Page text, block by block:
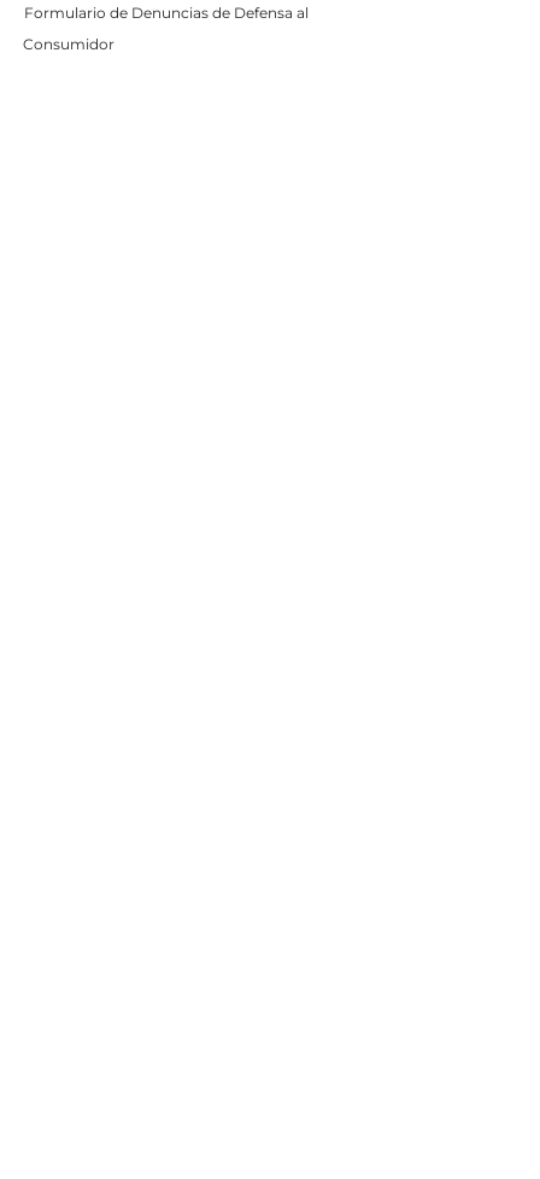
Formulario de Denuncias de Defensa al
Consumidor